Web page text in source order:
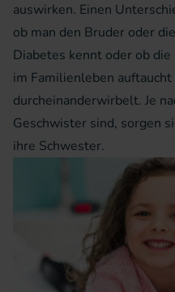
auswirken. Einen
ob man den Bruder oder
Diabetes kennt oder ob
im Familienleben
durcheinanderwirbelt. Je
Geschwister sind, sorgen
ihre Schwester.